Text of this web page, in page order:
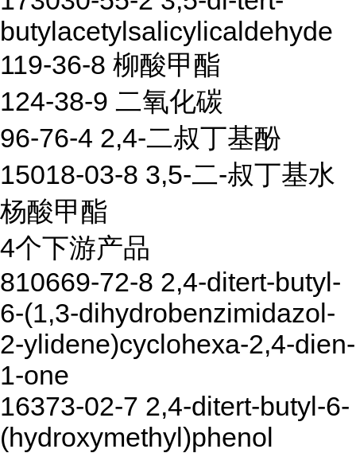
butylacetylsalicylicaldehyde
119-36-8 柳酸甲酯
124-38-9 二氧化碳
96-76-4 2,4-二叔丁基酚
15018-03-8 3,5-二-叔丁基水
杨酸甲酯
4个下游产品
810669-72-8 2,4-ditert-butyl-
6-(1,3-dihydrobenzimidazol-
2-ylidene)cyclohexa-2,4-dien-
1-one
16373-02-7 2,4-ditert-butyl-6-
(hydroxymethyl)phenol